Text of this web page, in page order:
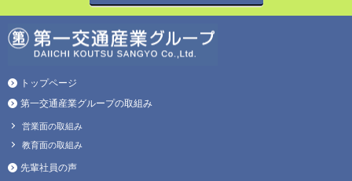
トップページ
第一交通産業グループの取組み
営業面の取組み
教育面の取組み
先輩社員の声